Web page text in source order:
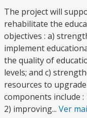
The project will
rehabilitate the
objectives : a)
implement
the quality of
levels; and c)
resources to
components include
2) improving... Ver